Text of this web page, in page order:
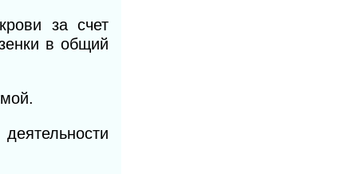
за счет
в общий